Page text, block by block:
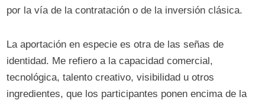
por la vía de la contratación o de la inversión clásica.
La aportación en especie es otra de las señas de
identidad. Me refiero a la capacidad comercial,
tecnológica, talento creativo, visibilidad u otros
ingredientes, que los participantes ponen encima de la